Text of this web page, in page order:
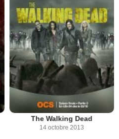
The Walking Dead
14 octobre 2013